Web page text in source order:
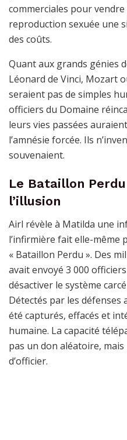
commerciales pour vendre
reproduction sexuée une
des coûts.
Quant aux grands génies
Léonard de Vinci, Mozart
seraient pas de simples
officiers du Domaine
leurs vies passées
l’amnésie forcée. Ils
souvenaient.
Le Bataillon
l’illusion
Airl révèle à Matilda une
l’infirmière fait elle-même
« Bataillon Perdu ». Des
avait envoyé 3 000
désactiver le système
Détectés par les
été capturés, effacés et
humaine. La capacité
pas un don aléatoire,
d’officier.